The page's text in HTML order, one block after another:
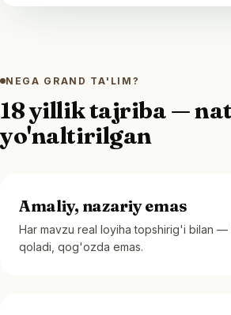
NEGA GRAND TA'LIM?
18 yillik tajriba —
yo'naltirilgan
Amaliy, nazariy emas
Har mavzu real loyiha topshirig'i bilan —
qoladi, qog'ozda emas.